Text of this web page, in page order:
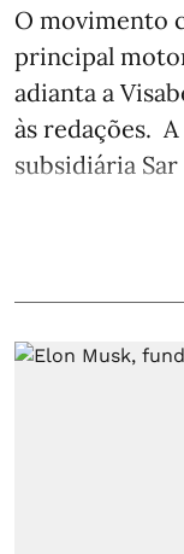
O movimento
principal
adianta a
às redações.
subsidiária Sar